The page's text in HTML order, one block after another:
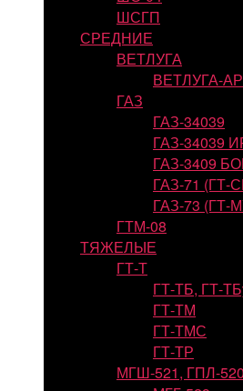
ШСГП
СРЕДНИЕ
ВЕТЛУГА
ВЕТЛУГА-
ГАЗ
ГАЗ-34039
ГАЗ-34039
ГАЗ-3409
ГАЗ-71 (ГТ-
ГАЗ-73 (ГТ-
ГТМ-08
ТЯЖЕЛЫЕ
ГТ-Т
ГТ-ТБ, ГТ-
ГТ-ТМ
ГТ-ТМС
ГТ-ТР
МГШ-521, ГПЛ-520